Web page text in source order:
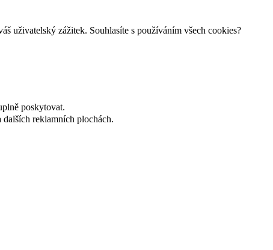
uživatelský zážitek. Souhlasíte s používáním všech cookies?
poskytovat.
reklamních plochách.